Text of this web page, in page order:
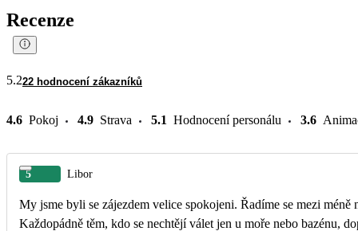
Recenze
5.222 hodnocení zákazníků
4.6 Pokoj 4.9 Strava 5.1 Hodnocení personálu 3.6
5 Libor
My jsme byli se zájezdem velice spokojeni. Řadíme se mezi méně náročné co se týče ubytování, proto
Každopádně těm, kdo se nechtějí válet jen u moře nebo bazénu,